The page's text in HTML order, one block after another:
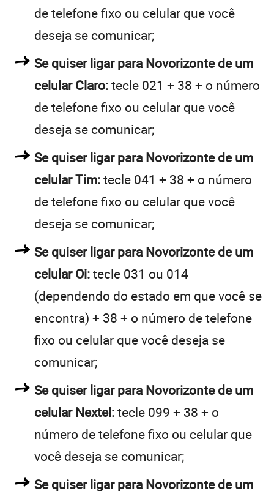
de telefone fixo ou celular que você
deseja se comunicar;
Se quiser ligar para Novorizonte de um
celular Claro:tecle 021 + 38 + o número
de telefone fixo ou celular que você
deseja se comunicar;
Se quiser ligar para Novorizonte de um
celular Tim:tecle 041 + 38 + o número
de telefone fixo ou celular que você
deseja se comunicar;
Se quiser ligar para Novorizonte de um
celular Oi:tecle 031 ou 014
(dependendo do estado em que você se
encontra) + 38 + o número de telefone
fixo ou celular que você deseja se
comunicar;
Se quiser ligar para Novorizonte de um
celular Nextel:tecle 099 + 38 + o
número de telefone fixo ou celular que
você deseja se comunicar;
Se quiser ligar para Novorizonte de um